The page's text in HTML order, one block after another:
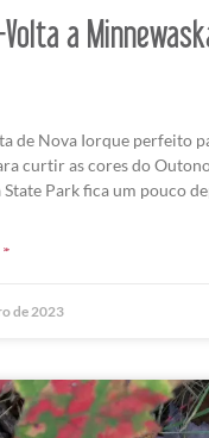
Volta a
de Nova Iorque perfeito
curtir as cores do
Park fica um pouco
de 2023